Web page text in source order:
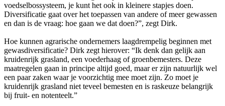
voedselbossysteem, je kunt het ook in kleinere stapjes doen.
Diversificatie gaat over het toepassen van andere of meer gewassen
en dan is de vraag: hoe gaan we dat doen?”, zegt Dirk.
Hoe kunnen agrarische ondernemers laagdrempelig beginnen met
gewasdiversificatie? Dirk zegt hierover: “Ik denk dan gelijk aan
kruidenrijk grasland, een voederhaag of groenbemesters. Deze
maatregelen gaan in principe altijd goed, maar er zijn natuurlijk wel
een paar zaken waar je voorzichtig mee moet zijn. Zo moet je
kruidenrijk grasland niet teveel bemesten en is raskeuze belangrijk
bij fruit- en notenteelt.”